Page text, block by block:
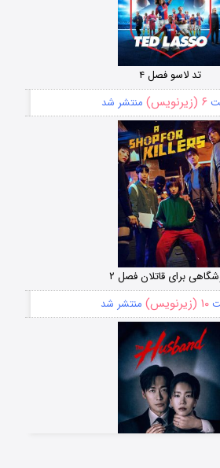
تد لاسو فصل ۴
۶ (زیرنویس) منتشر شد
برای قاتلان فصل ۲
۱۰ (زیرنویس) منتشر شد